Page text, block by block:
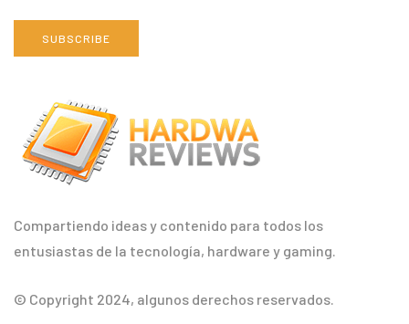
Compartiendo ideas y contenido para todos los
entusiastas de la tecnología, hardware y gaming.
© Copyright 2024, algunos derechos reservados.
SUBSCRIBE